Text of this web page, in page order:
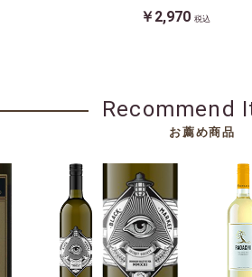
￥2,970 税込
Recommend
お薦め商品